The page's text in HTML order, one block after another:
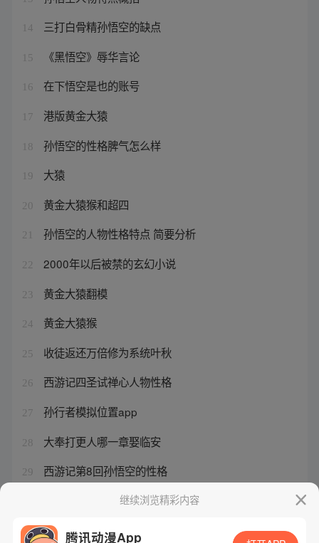
14 三打白骨精孙悟空的缺点
15 《黑悟空》辱华言论
16 在下悟空是也的账号
17 港版黄金大猿
18 孙悟空的性格脾气怎么样
19 大猿
20 黄金大猿猴和超四
21 孙悟空的人物性格特点 简要分析
22 2000年以后被禁的玄幻小说
23 黄金大猿翻模
24 黄金大猿猴
25 收徒返还万倍修为系统叶秋
26 西游记四圣试禅心人物性格
27 孙行者模拟位置app
28 大奉打更人哪一章娶临安
29 西游记第8回孙悟空的性格
神州租车官网客服电话是多少
继续浏览精彩内容
腾讯动漫App